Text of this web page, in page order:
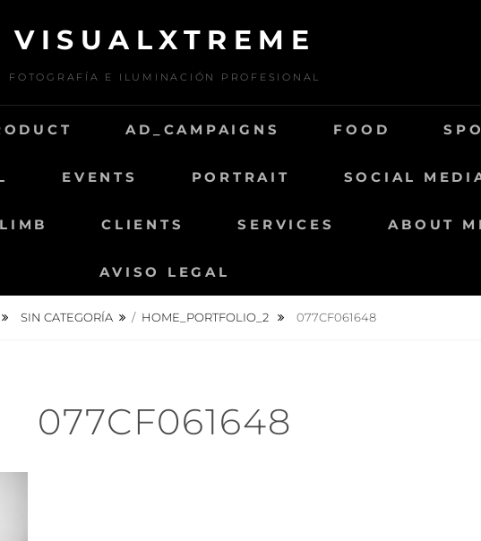
VISUALXTREME
FOTOGRAFÍA E ILUMINACIÓN PROFESIONAL
AD_CAMPAIGNS FOOD
EVENTS PORTRAIT SOCIAL
CLIENTS SERVICES ABOUT
AVISO LEGAL
SIN CATEGORÍA / HOME_PORTFOLIO_2 077CF061648
077CF061648